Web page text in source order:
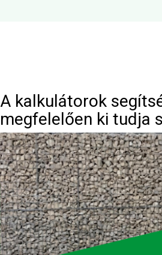
A kalkulátorok
megfelelően ki tudja